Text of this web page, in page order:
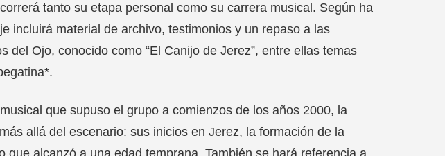
tanto su etapa personal como su carrera musical. Según ha
incluirá material de archivo, testimonios y un repaso a las
del Ojo, conocido como “El Canijo de Jerez”, entre ellas temas
que supuso el grupo a comienzos de los años 2000, la
allá del escenario: sus inicios en Jerez, la formación de la